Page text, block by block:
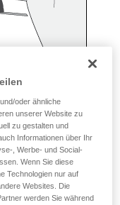
im Schnee
oder ähnliche
unserer Website zu
zu gestalten und
Informationen über Ihr
, Werbe- und Social-
Wenn Sie diese
Technologien nur auf
Websites. Die
werden Sie während